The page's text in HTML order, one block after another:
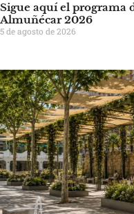
Sigue aquí el programa
Almuñécar 2026
5 de agosto de 2026